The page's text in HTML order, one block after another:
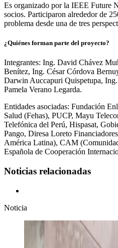
Es organizado por la IEEE Future
socios. Participaron alrededor de
problema desde una de tres
¿Quiénes forman parte del proyecto?
Integrantes: Ing. David Chávez
Benítez, Ing. César Córdova
Darwin Auccapuri Quispetupa,
Pamela Verano Legarda.
Entidades asociadas: Fundación
Salud (Fehas), PUCP, Mayu
Telefónica del Perú, Hispasat,
Pango, Diresa Loreto
América Latina), CAM
Española de Cooperación
Noticias relacionadas
Noticia